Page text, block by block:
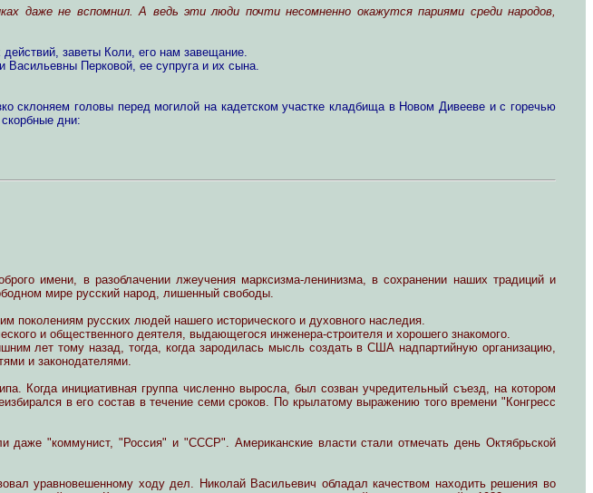
даже не вспомнил. А ведь эти люди почти несомненно окажутся париями среди народов,
заветы Коли, его нам завещание.
Перковой, ее супруга и их сына.
склоняем головы перед могилой на кадетском участке кладбища в Новом Дивееве и с горечью
дни:
имени, в разоблачении лжеучения марксизма-ленинизма, в сохранении наших традиций и
мире русский народ, лишенный свободы.
поколениям русских людей нашего исторического и духовного наследия.
и общественного деятеля, выдающегося инженера-строителя и хорошего знакомого.
лет тому назад, тогда, когда зародилась мысль создать в США надпартийную организацию,
и законодателями.
Когда инициативная группа численно выросла, был созван учредительный съезд, на котором
в его состав в течение семи сроков. По крылатому выражению того времени "Конгресс
даже "коммунист, "Россия" и "СССР". Американские власти стали отмечать день Октябрьской
уравновешенному ходу дел. Николай Васильевич обладал качеством находить решения во